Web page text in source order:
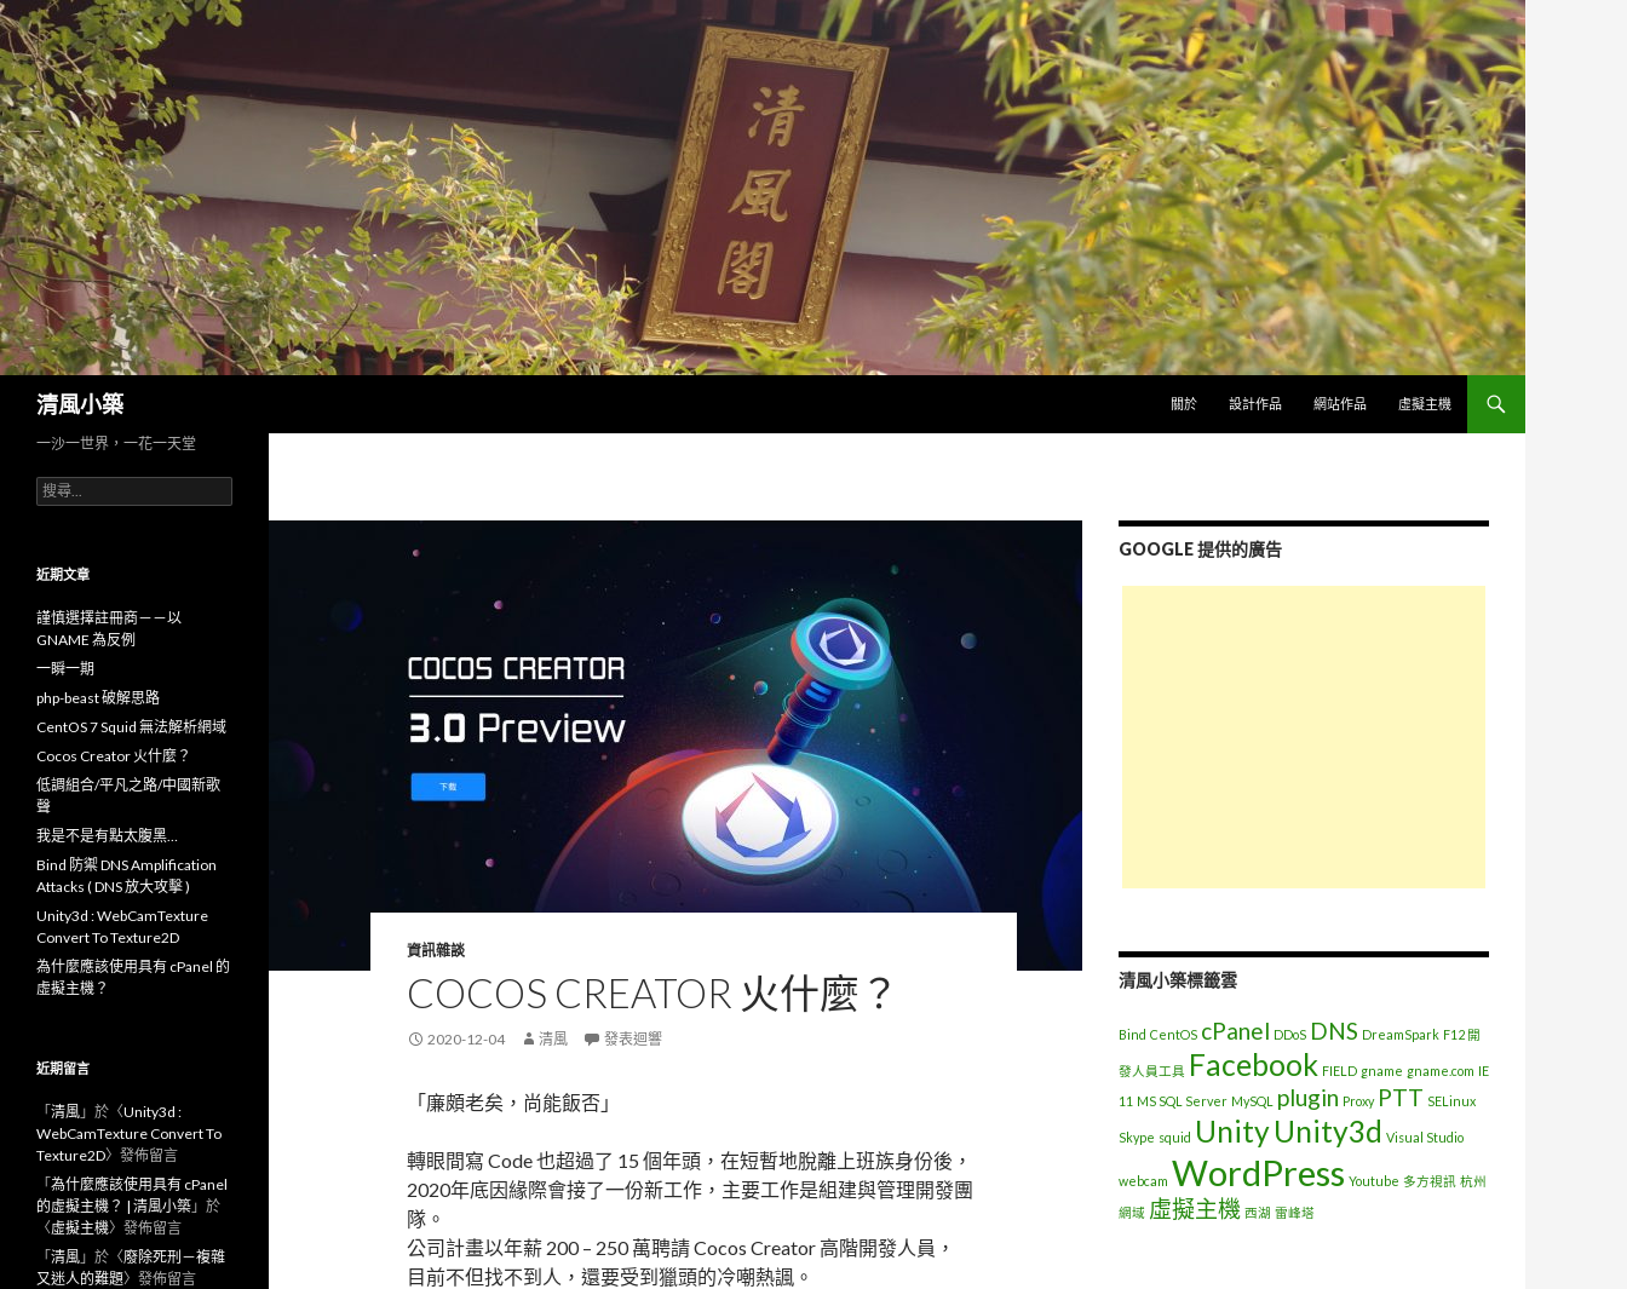
清風小築
關於
設計作品 網站作品 虛擬主機
資訊雜談
COCOS CREATOR 火什麼？
2020-12-04 清風 發表迴響
「廉頗老矣，尚能飯否」
轉眼間寫 Code 也超過了 15 個年頭，在短暫地脫離上班族身份後，
2020年底因緣際會接了一份新工作，主要工作是組建與管理開發團
隊。
公司計畫以年薪 200 – 250 萬聘請 Cocos Creator 高階開發人員，
目前不但找不到人，還要受到獵頭的冷嘲熱諷。
GOOGLE 提供的廣告
清風小築標籤雲
Bind CentOS cPanel DDoS DNS DreamSpark F12 開
發人員工具 Facebook FIELD gname gname.com IE
11 MS SQL Server MySQL plugin Proxy PTT SELinux
Skype squid UnityUnity3d Visual Studio
webcam WordPress Youtube 多方視訊 杭州
網域 虛擬主機 西湖 雷峰塔
一沙一世界，一花一天堂
搜
尋
字
近期文章
謹慎選擇註冊商－－以
GNAME 為反例
一瞬一期
php-beast 破解思路
CentOS 7 Squid 無法解析網域
Cocos Creator 火什麼？
低調組合/平凡之路/中國新歌
聲
我是不是有點太腹黑…
Bind 防禦 DNS Amplification
Attacks ( DNS 放大攻擊 )
Unity3d : WebCamTexture
Convert To Texture2D
為什麼應該使用具有 cPanel 的
虛擬主機？
近期留言
「 清風 」於〈Unity3d :
WebCamTexture Convert To
Texture2D〉發佈留言
「 為什麼應該使用具有 cPanel
的虛擬主機？ | 清風小築 」於
〈虛擬主機〉發佈留言
「 清風 」於〈廢除死刑－複雜
又迷人的難題〉發佈留言